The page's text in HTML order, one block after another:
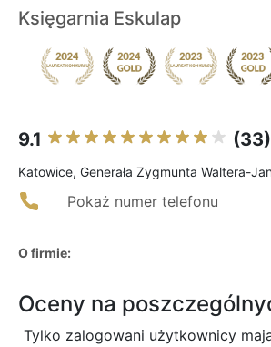
Księgarnia Eskulap
9.1 (33)
Katowice, Generała Zygmunta Waltera-
Pokaż numer telefonu
O firmie:
Oceny na
Tylko zalogowani użytkownicy